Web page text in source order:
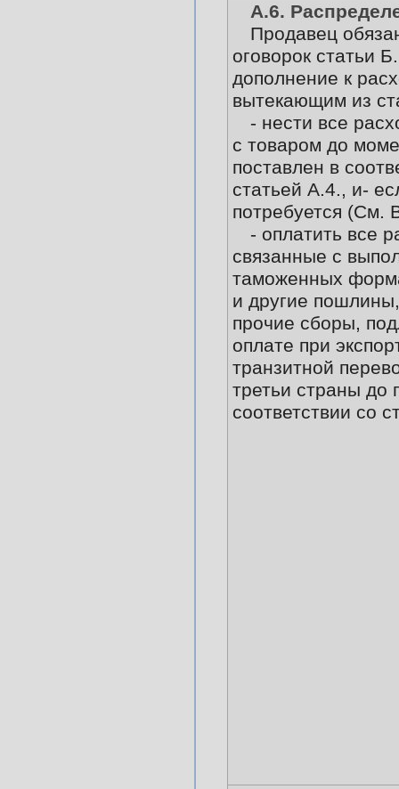
А.6.
Продавец
оговорок статьи
дополнение к
вытекающим из
- нести все
с товаром до
поставлен в
статьей А.4., и-
потребуется (См.
- оплатить все
связанные с
таможенных
и другие
прочие сборы,
оплате при
транзитной
третьи страны до
соответствии со